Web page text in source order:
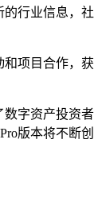
行业信息，
项目合作，
字资产投资
版本将不断